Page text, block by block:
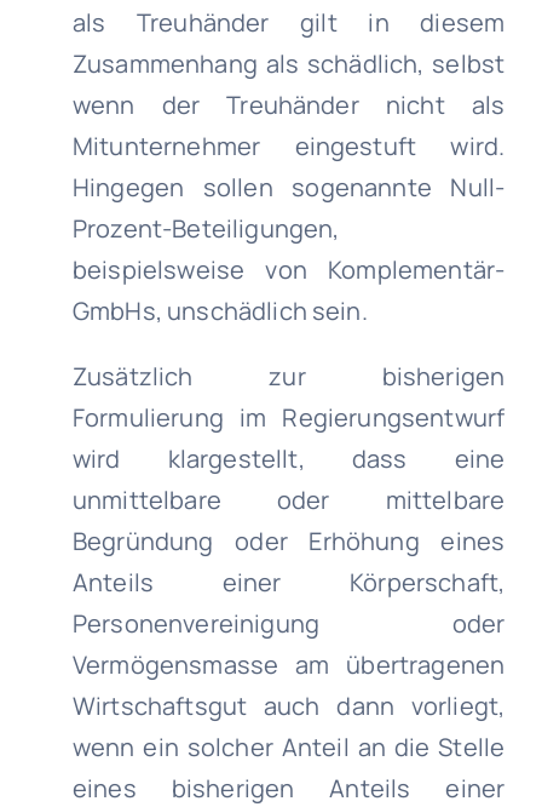
als Treuhänder gilt in diesem
Zusammenhang als schädlich, selbst
wenn der Treuhänder nicht als
Mitunternehmer eingestuft wird.
Hingegen sollen sogenannte Null-
Prozent-Beteiligungen,
beispielsweise von Komplementär-
GmbHs, unschädlich sein.
Zusätzlich zur bisherigen
Formulierung im Regierungsentwurf
wird klargestellt, dass eine
unmittelbare oder mittelbare
Begründung oder Erhöhung eines
Anteils einer Körperschaft,
Personenvereinigung oder
Vermögensmasse am übertragenen
Wirtschaftsgut auch dann vorliegt,
wenn ein solcher Anteil an die Stelle
eines bisherigen Anteils einer